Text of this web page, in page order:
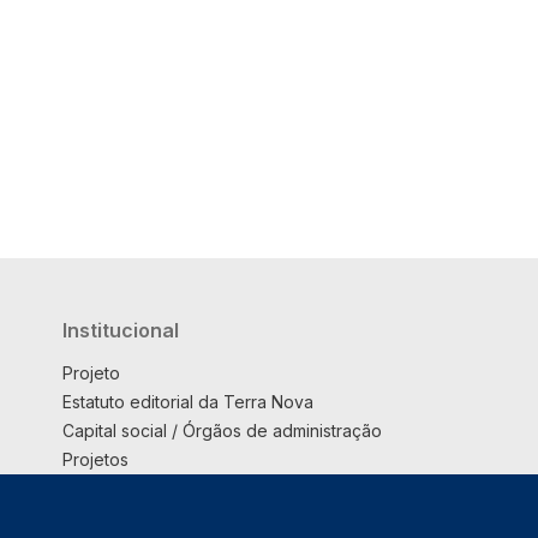
Institucional
Projeto
Estatuto editorial da Terra Nova
Capital social / Órgãos de administração
Projetos